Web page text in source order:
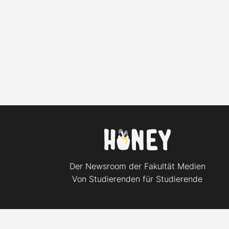
Der Newsroom der Fakultät Medien
Von Studierenden für Studierende